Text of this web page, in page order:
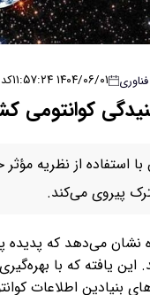
فناوری ۱۴۰۴/۰۶/۰۱ ۱۱:۵۷:۲۴ کد
استفاده از نظریه
پیروی می‌کند.
نشان می‌دهد که پدیده
این یافته که با
بنیادین اطلاعات